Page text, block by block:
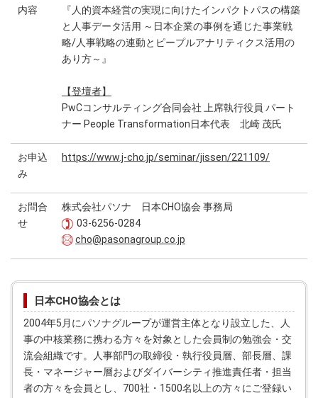
内容
『人的資本経営の実現に向けたインパクトパスの構築
と人事データ活用 ～日本企業の事例を通じた事業戦
略/人事戦略の連動とピープルアナリティクス活用の
あり方～』
【登壇者】
PwCコンサルティング合同会社 上席執行役員 パート
ナー People Transformation日本代表 北崎 茂氏
お申込
み
https://www.j-cho.jp/seminar/jissen/221109/
お問合
せ
株式会社パソナ 日本CHO協会 事務局
03-6256-0284
cho@pasonagroup.co.jp
日本CHO協会とは
2004年5月にパソナグループが運営主体となり設立した、人
事の中核業務に携わる方々を対象とした会員制の勉強会・交
流会組織です。人事部門の取締役・執行役員層、部長層、課
長・マネージャー層およびダイバーシティ推進責任者・担当
者の方々を会員とし、700社・1500名以上の方々にご登録い